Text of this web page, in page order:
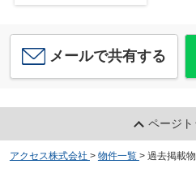
メールで共有する
ページ
アクセス株式会社 > 物件一覧 > 過去掲載